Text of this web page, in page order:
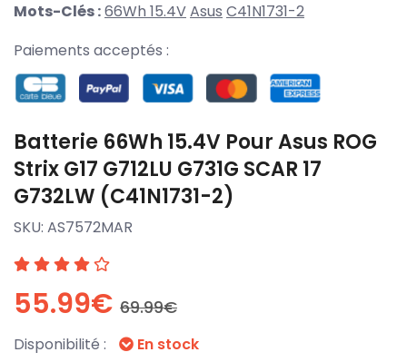
Mots-Clés :66Wh 15.4VAsus C41N1731-2
Paiements acceptés :
Batterie 66Wh 15.4V Pour Asus ROG
Strix G17 G712LU G731G SCAR 17
G732LW (C41N1731-2)
SKU: AS7572MAR
55.99€ 69.99€
Disponibilité : En stock